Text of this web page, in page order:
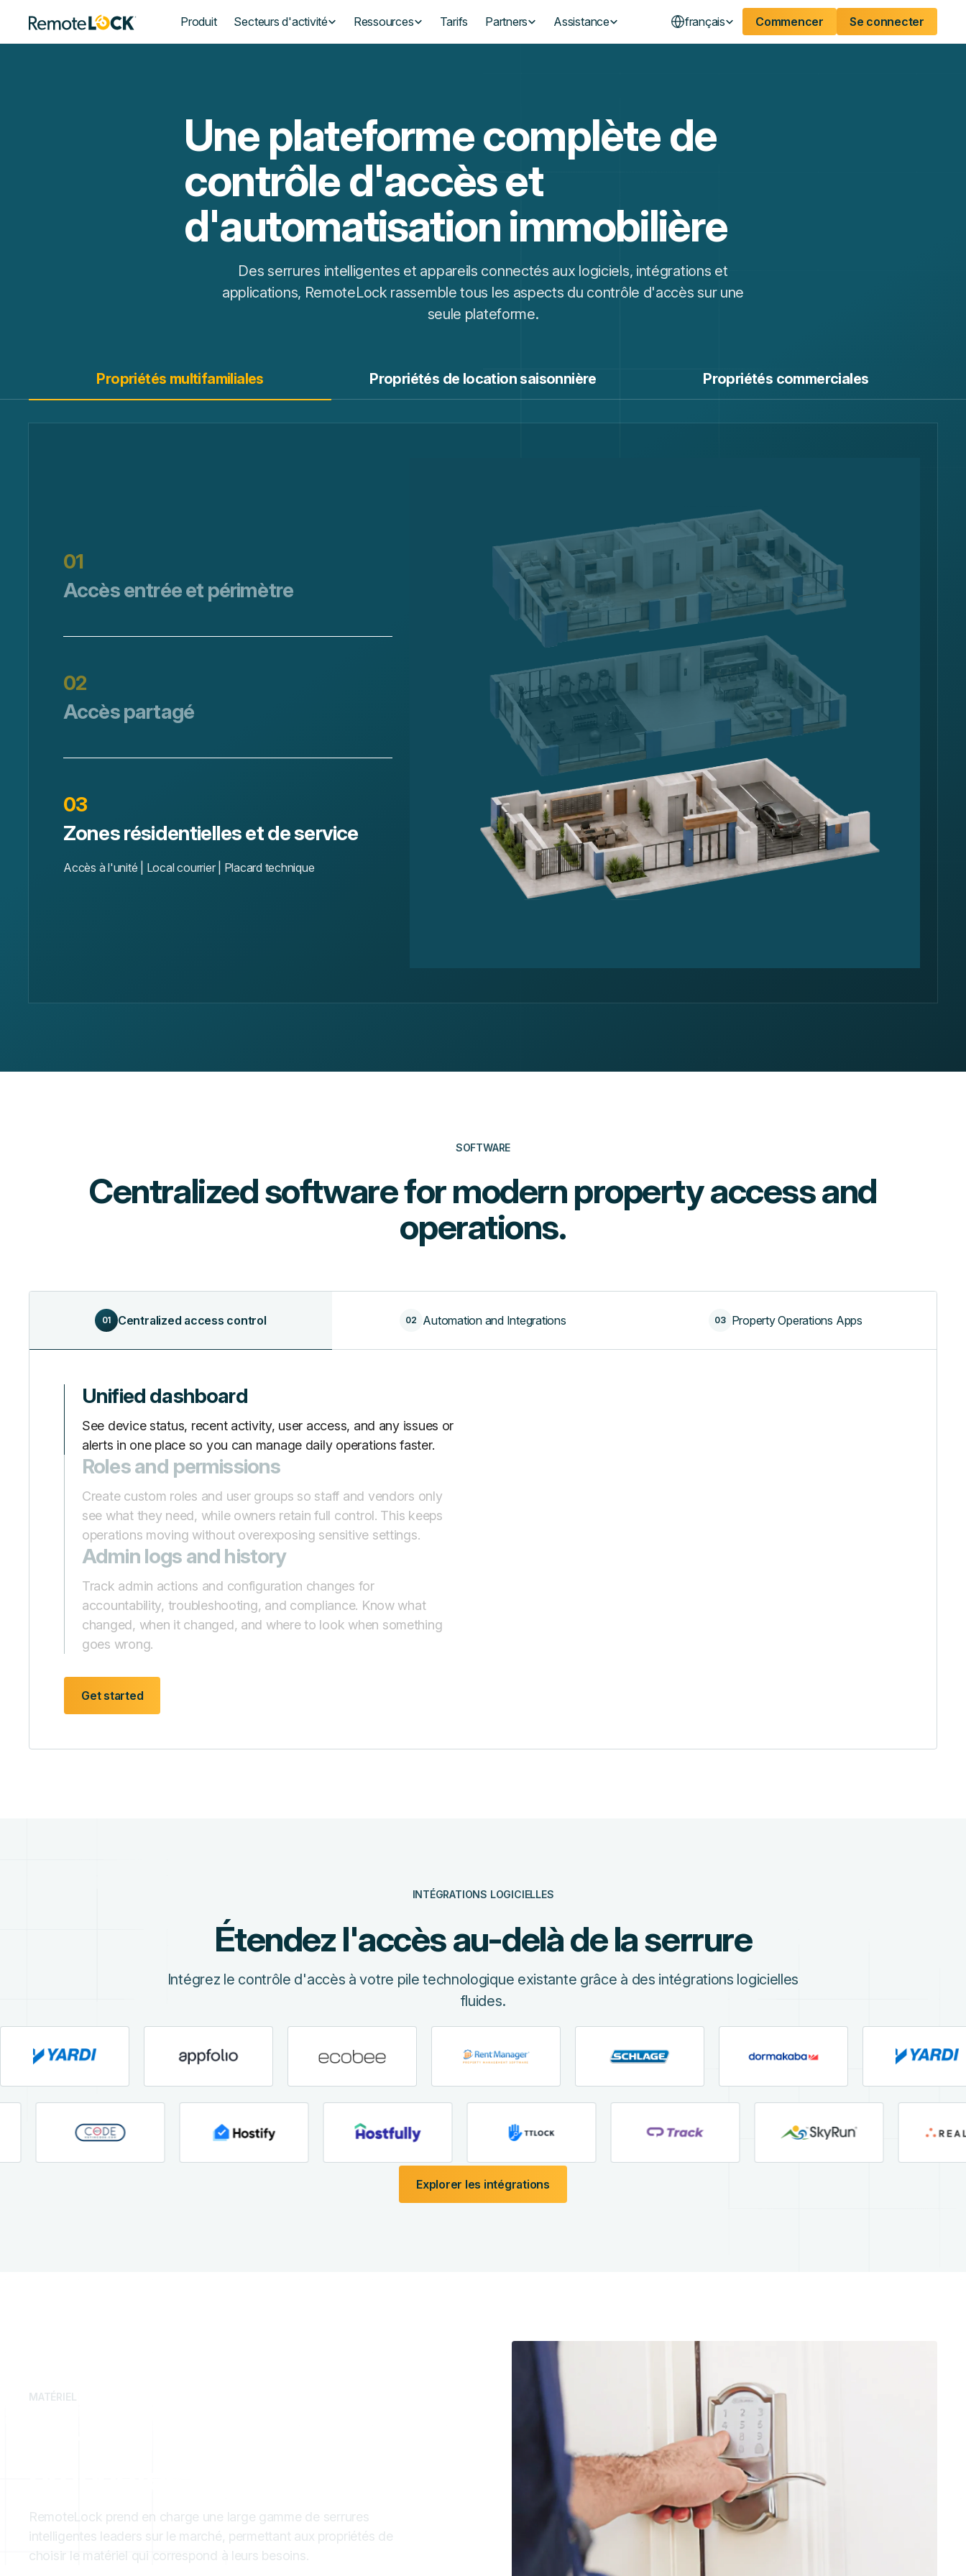
Page
d'accueil
Produit Secteurs d'activité Ressources Tarifs Partners Assistance français Commencer Se connecter
Une plateforme complète de
contrôle d'accès et
d'automatisation immobilière
Des serrures intelligentes et appareils connectés aux logiciels, intégrations et
applications, RemoteLock rassemble tous les aspects du contrôle d'accès sur une
seule plateforme.
Propriétés multifamiliales Propriétés de location saisonnière Propriétés commerciales
01
Accès entrée et périmètre
02
Accès partagé
03
Zones résidentielles et de service
Accès à l'unité | Local courrier | Placard technique
SOFTWARE
Centralized software for modern property access and
operations.
01 Centralized access control 02 Automation and Integrations 03 Property Operations Apps
Unified dashboard
See device status, recent activity, user access, and any issues or
alerts in one place so you can manage daily operations faster.
Roles and permissions
Create custom roles and user groups so staff and vendors only
see what they need, while owners retain full control. This keeps
operations moving without overexposing sensitive settings.
Admin logs and history
Track admin actions and configuration changes for
accountability, troubleshooting, and compliance. Know what
changed, when it changed, and where to look when something
goes wrong.
Get started
INTÉGRATIONS LOGICIELLES
Étendez l'accès au-delà de la serrure
Intégrez le contrôle d'accès à votre pile technologique existante grâce à des intégrations logicielles
fluides.
Explorer les intégrations
MATÉRIEL
RemoteLock prend en charge une large gamme de serrures
intelligentes leaders sur le marché, permettant aux propriétés de
choisir le matériel qui correspond à leurs besoins.